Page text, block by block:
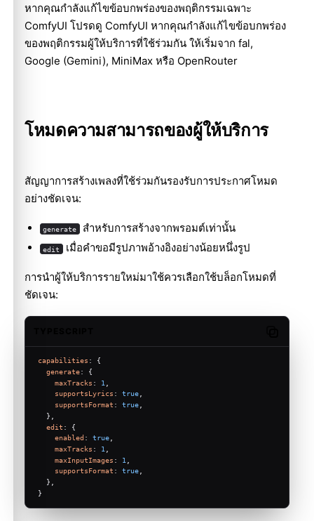
หากคุณกำลังแก้ไขข้อบกพร่องของพฤติกรรมเฉพาะ
ComfyUI โปรดดู ComfyUI หากคุณกำลังแก้ไขข้อบกพร่อง
ของพฤติกรรมผู้ให้บริการที่ใช้ร่วมกัน ให้เริ่มจาก fal,
Google (Gemini), MiniMax หรือ OpenRouter
โหมดความสามารถของผู้ให้บริการ
สัญญาการสร้างเพลงที่ใช้ร่วมกันรองรับการประกาศโหมด
อย่างชัดเจน:
generate สำหรับการสร้างจากพรอมต์เท่านั้น
edit เมื่อคำขอมีรูปภาพอ้างอิงอย่างน้อยหนึ่งรูป
การนำผู้ให้บริการรายใหม่มาใช้ควรเลือกใช้บล็อกโหมดที่
ชัดเจน:
capabilities : {
generate: {
maxTracks : 1
supportsLyrics : true
supportsFormat : true
  },
edit : {
enabled : true
maxTracks : 1
maxInputImages : 1
supportsFormat : true,
  },
}